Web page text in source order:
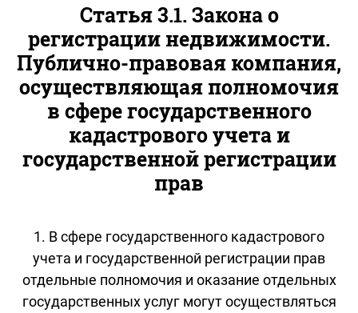
Статья 3.1. Закона о
регистрации недвижимости.
Публично-правовая компания,
осуществляющая полномочия
в сфере государственного
кадастрового учета и
государственной регистрации
прав
1. В сфере государственного кадастрового
учета и государственной регистрации прав
отдельные полномочия и оказание отдельных
государственных услуг могут осуществляться